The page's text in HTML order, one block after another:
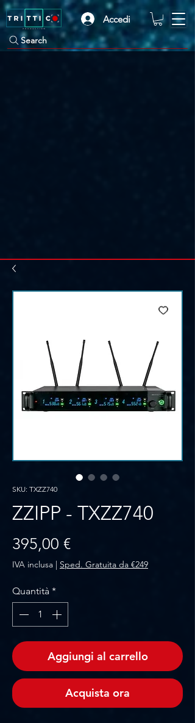
Accedi
Search
SKU: TXZZ740
ZZIPP - TXZZ740
395,00 €Prezzo
IVA inclusa | Sped. Gratuita da €249
Quantità *
Aggiungi al carrello
Acquista ora